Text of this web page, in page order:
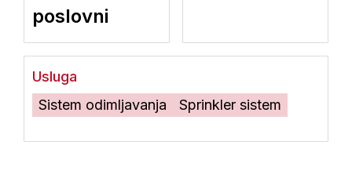
poslovni
Usluga
Sistem odimljavanja
Sprinkler sistem